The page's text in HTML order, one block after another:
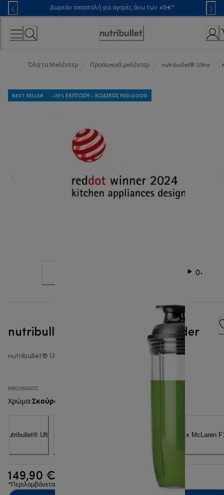
Skip
to
Content
Δωρεάν αποστολή για αγορές άνω των 49€*
Accessibility
Όλα τα Μπλέντερ Προσωπικά μπλέντερ nutribullet® Ultra
BEST SELLER -25% ΈΚΠΤΩΣΗ - ΚΩΔΙΚΌΣ FEELGOOD
nutribullet® Ultra 1200W - Blender
nutribullet® Ultra
NB1206DGCC
Χρώμα:Σκούρο γκρι
149,90 €
*Περιλαμβάνεται ΦΠΑ